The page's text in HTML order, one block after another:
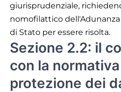
giurisprudenziale,
nomofilattico
di Stato per essere risolta.
Sezione 2.2: il
con la
protezione dei